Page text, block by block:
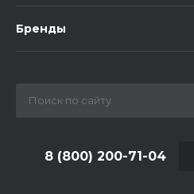
Бренды
8 (800) 200-71-04